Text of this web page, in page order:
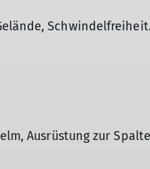
Ausrüstung zur